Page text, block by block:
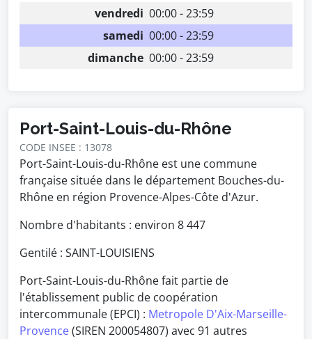
vendredi 00:00 - 23:59
samedi 00:00 - 23:59
dimanche 00:00 - 23:59
Port-Saint-Louis-du-Rhône
CODE INSEE : 13078
Port-Saint-Louis-du-Rhône est une commune
française située dans le département Bouches-du-
Rhône en région Provence-Alpes-Côte d'Azur.
Nombre d'habitants : environ 8 447
Gentilé : SAINT-LOUISIENS
Port-Saint-Louis-du-Rhône fait partie de
l'établissement public de coopération
intercommunale (EPCI) : Metropole D'Aix-Marseille-
Provence(SIREN 200054807) avec 91 autres